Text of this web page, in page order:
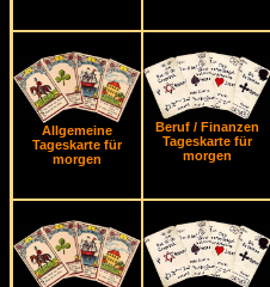
Allgemeine
Tageskarte für
morgen
Beruf / Finanzen
Tageskarte für
morgen